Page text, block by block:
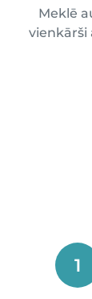
Meklē
vienkārši
1